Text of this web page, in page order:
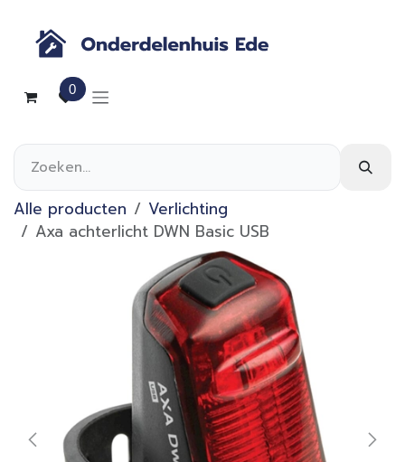
0
Alle producten
Verlichting
Axa achterlicht DWN Basic USB